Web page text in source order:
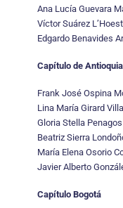
Ana Lucía Guevara
Víctor Suárez
Edgardo Benavides
Capítulo de
Frank José Ospina
Lina María Girard
Gloria Stella
Beatriz Sierra
María Elena Osorio
Javier Alberto
Capítulo Bogotá